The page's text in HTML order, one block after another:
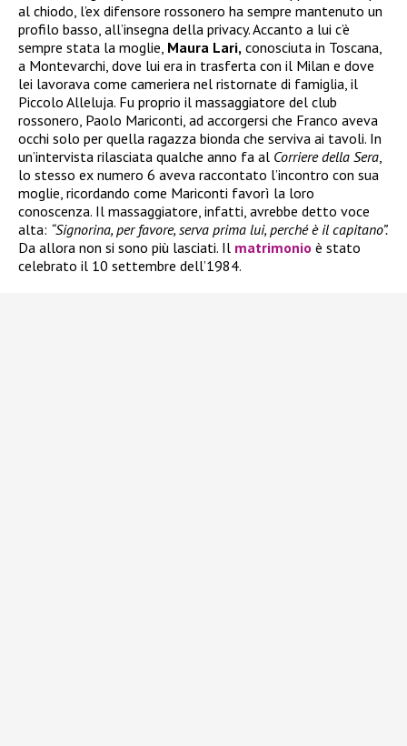
al chiodo, l’ex difensore rossonero ha sempre mantenuto un
profilo basso, all’insegna della privacy. Accanto a lui c’è
sempre stata la moglie, Maura Lari, conosciuta in Toscana,
a Montevarchi, dove lui era in trasferta con il Milan e dove
lei lavorava come cameriera nel ristornate di famiglia, il
Piccolo Alleluja. Fu proprio il massaggiatore del club
rossonero, Paolo Mariconti, ad accorgersi che Franco aveva
occhi solo per quella ragazza bionda che serviva ai tavoli. In
un’intervista rilasciata qualche anno fa al Corriere della Sera
lo stesso ex numero 6 aveva raccontato l’incontro con sua
moglie, ricordando come Mariconti favorì la loro
conoscenza. Il massaggiatore, infatti, avrebbe detto voce
alta: “Signorina, per favore, serva prima lui, perché è il capitano”.
Da allora non si sono più lasciati. Il matrimonio è stato
celebrato il 10 settembre dell’1984.